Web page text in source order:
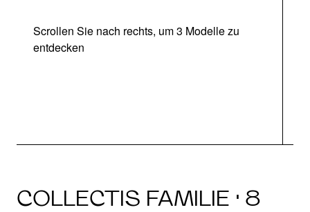
Scrollen Sie nach rechts, um 3 Modelle zu
entdecken
COLLECTIS FAMILIE · 8